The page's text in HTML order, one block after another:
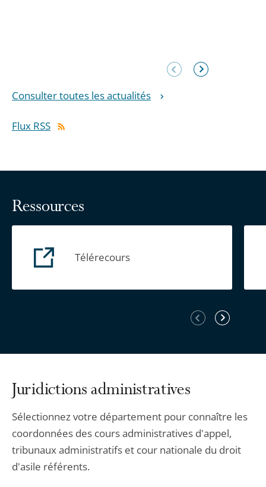
Consulter toutes les actualités
Flux RSS
Élément
précédent
Élément
suivant
Ressources
Télérecours
Élément
précédent
Élément
suivant
Juridictions administratives
Sélectionnez votre département pour connaître les
coordonnées des cours administratives d'appel,
tribunaux administratifs et cour nationale du droit
d'asile référents.